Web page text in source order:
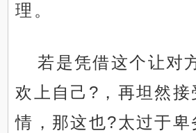
理。
若是凭借这个让对
欢上自己?，再坦然接
情，那这也?太过于卑